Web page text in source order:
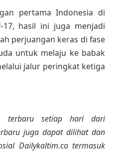
pertama Indonesia di
17, hasil ini juga menjadi
perjuangan keras di fase
untuk melaju ke babak
jalur peringkat ketiga
terbaru setiap hari dari
juga dapat dilihat dan
Dailykaltim.co termasuk